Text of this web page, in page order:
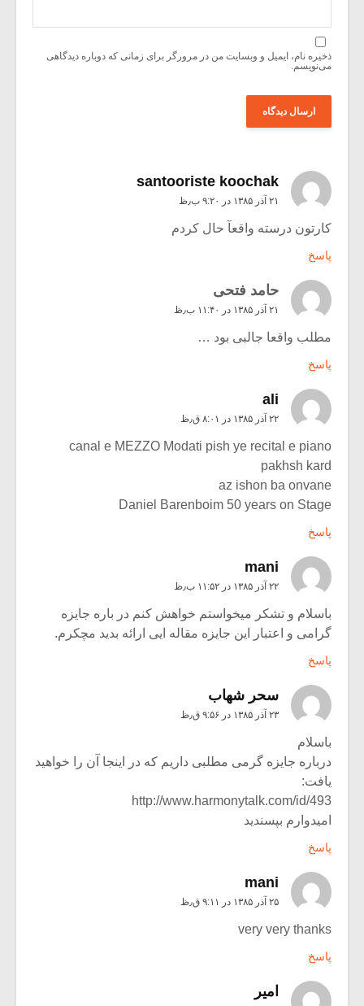
ذخیره نام، ایمیل و وبسایت من در مرورگر برای زمانی که دوباره دیدگاهی
می‌نویسم.
santooriste koochak
۲۱ آذر ۱۳۸۵ در ۹:۲۰ ب٫ظ
کارتون درسته واقعآ حال کردم
پاسخ
حامد فتحی
۲۱ آذر ۱۳۸۵ در ۱۱:۴۰ ب٫ظ
مطلب واقعا جالبی بود …
پاسخ
ali
۲۲ آذر ۱۳۸۵ در ۸:۰۱ ق٫ظ
canal e MEZZO Modati pish ye recital e piano
pakhsh kard
az ishon ba onvane
Daniel Barenboim 50 years on Stage
پاسخ
mani
۲۲ آذر ۱۳۸۵ در ۱۱:۵۲ ب٫ظ
باسلام و تشکر میخواستم خواهش کنم در باره جایزه
گرامی و اعتبار این جایزه مقاله ایی ارائه بدید مچکرم.
پاسخ
سحر شهاب
۲۳ آذر ۱۳۸۵ در ۹:۵۶ ق٫ظ
باسلام
درباره جایزه گرمی مطلبی داریم که در اینجا آن را خواهید
یافت:
http://www.harmonytalk.com/id/493
امیدوارم بپسندید
پاسخ
mani
۲۵ آذر ۱۳۸۵ در ۹:۱۱ ق٫ظ
very very thanks
پاسخ
امیر